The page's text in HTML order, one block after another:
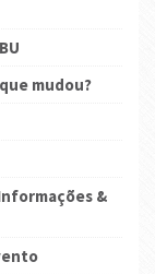
que mudou?
&